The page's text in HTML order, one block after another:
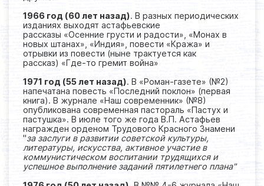
1966 год (60 лет назад). В разных периодических
изданиях выходят астафьевские
рассказы «Осенние грусти и радости», «Монах в
новых штанах», «Индия», повести «Кража» и
отрывки из повести (ныне трактуется как
рассказ) «Где-то гремит война»
1971 год (55 лет назад). В «Роман-газете» (№2)
напечатана повесть «Последний поклон» (первая
книга). В журнале «Наш современник» (№8)
опубликована современная пастораль «Пастух и
пастушка». В июле того же года В.П. Астафьев
награжден орденом Трудового Красного Знамени
"за заслуги в развитии советской культуры,
литературы, искусства, активное участие в
коммунистическом воспитании трудящихся и
успешное выполнение заданий пятилетнего плана"